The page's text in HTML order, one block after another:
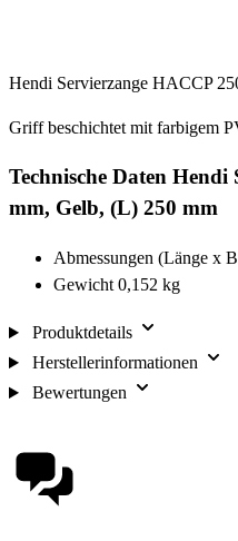
Hendi Servierzange HACCP
Griff beschichtet mit farbigem
Technische Daten
mm, Gelb, (L) 250 mm
Abmessungen (Länge x
Gewicht 0,152 kg
Produktdetails
Herstellerinformationen
Bewertungen